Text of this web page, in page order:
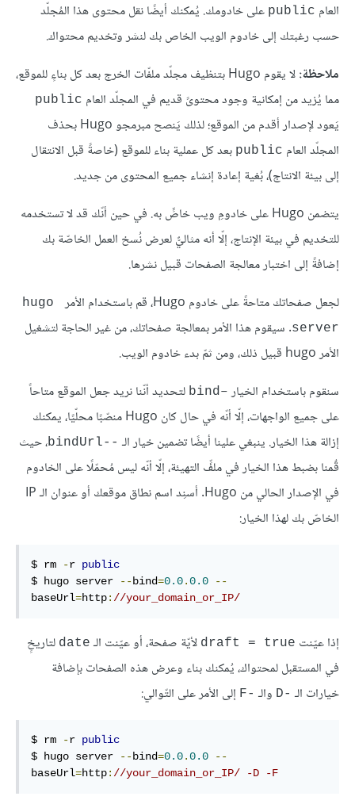
العام public على خادومك. يُمكنك أيضًا نقل محتوى هذا المُجلّد
حسب رغبتك إلى خادوم الويب الخاص بك لنشر وتخديم محتواك.
ملاحظة:
لا يقوم Hugo بتنظيف مجلّد ملفّات الخرج بعد كل بناءٍ للموقع،
مما يُزيد من إمكانية وجود محتوىً قديم في المجلّد العام public
يَعود لإصدار أقدم من الموقع؛ لذلك يَنصح مبرمجو Hugo بحذف
المجلّد العام public بعد كل عملية بناء للموقع (خاصةً قبل الانتقال
إلى بيئة الانتاج)، بُغية إعادة إنشاء جميع المحتوى من جديد.
يتضمن Hugo على خادومِ ويب خاصٍّ به. في حين أنّك قد لا تستخدمه
للتخديم في بيئة الإنتاج، إلّا أنه مثاليٌّ لعرض نُسخ العمل الخاصّة بك
إضافةً إلى اختبار معالجة الصفحات قبيل نشرها.
لجعل صفحاتك متاحةً على خادوم Hugo، قم باستخدام الأمر
hugo
server. سيقوم هذا الأمر بمعالجة صفحاتك، من غير الحاجة لتشغيل
الأمر hugo قبيل ذلك، ومن ثمّ بدء خادوم الويب.
سنقوم باستخدام الخيار –bind
لتحديد أنّنا نريد جعل الموقع متاحاً
على جميع الواجهات، إلّا أنّه في حال كان Hugo منصّبًا محلّيًا، يمكنك
إزالة هذا الخيار. ينبغي علينا أيضًا تضمين خيار الـ --bindUrl
، حيث
قٌمنا بضبط هذا الخيار في ملفِّ التهيئة، إلّا أنّه ليس مُحمّلًا على الخادوم
في الإصدار الحالي من Hugo. أسنِد اسم نطاق موقعك أو عنوان الـ IP
الخاصّ بك لهذا الخيار:
$ rm -r public
$ hugo server
--bind=0.0.0.0
--
baseUrl=http: //your_domain_or_IP/
إذا عيّنت draft = true لأيّة صفحة، أو عيّنت الـ date لتاريخٍ
في المستقبل لمحتواك، يُمكنك بناء وعرض هذه الصفحات بإضافة
خيارات الـ -D والـ -F إلى الأمر على التّوالي:
$ rm -r public
$ hugo server
--bind=0.0.0.0
--
baseUrl=http: //your_domain_or_IP/ -D -F